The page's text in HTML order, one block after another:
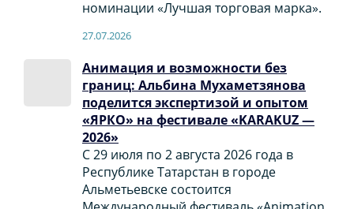
номинации «Лучшая торговая марка».
27.07.2026
Анимация и возможности без
границ: Альбина Мухаметзянова
поделится экспертизой и опытом
«ЯРКО» на фестивале «KARAKUZ —
2026»
С 29 июля по 2 августа 2026 года в
Республике Татарстан в городе
Альметьевске состоится